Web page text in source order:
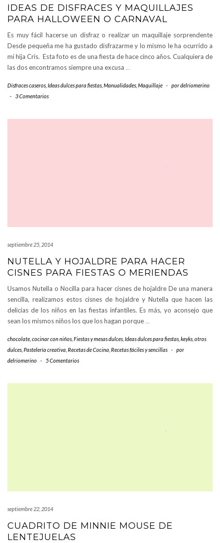
IDEAS DE DISFRACES Y MAQUILLAJES
PARA HALLOWEEN O CARNAVAL
Es muy fácil hacerse un disfraz o realizar un maquillaje sorprendente
Desde pequeña me ha gustado disfrazarme y lo mismo le ha ocurrido a
mi hija Cris. Esta foto es de una fiesta de hace cinco años. Cualquiera de
las dos encontramos siempre una excusa …
Disfraces caseros Ideas dulces para fiestas Manualidades Maquillaje - pordelriomerino
-
3 Comentarios
septiembre 25, 2014
NUTELLA Y HOJALDRE PARA HACER
CISNES PARA FIESTAS O MERIENDAS
Usamos Nutella o Nocilla para hacer cisnes de hojaldre De una manera
sencilla, realizamos estos cisnes de hojaldre y Nutella que hacen las
delicias de los niños en las fiestas infantiles. Es más, yo aconsejo que
sean los mismos niños los que los hagan porque …
chocolate cocinar con niños Fiestas y mesas dulces Ideas dulces para fiestas keyks otros
dulces Pastelería creativa Recetas de Cocina Recetas fáciles y sencillas -
por
delriomerino - 5 Comentarios
septiembre 22, 2014
CUADRITO DE MINNIE MOUSE DE
LENTEJUELAS